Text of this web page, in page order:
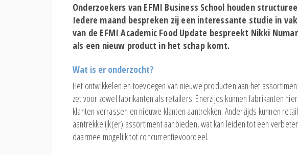
Onderzoekers van EFMI Business School houden
Iedere maand bespreken zij een interessante studie in
van de EFMI Academic Food Update bespreekt Nikki
als een nieuw product in het schap komt.
Wat is er onderzocht?
Het ontwikkelen en toevoegen van nieuwe producten aan het
zet voor zowel fabrikanten als retailers. Enerzijds kunnen fabrikanten
klanten verrassen en nieuwe klanten aantrekken. Anderzijds kunnen
aantrekkelijk(er) assortiment aanbieden, wat kan leiden tot een
daarmee mogelijk tot concurrentievoordeel.